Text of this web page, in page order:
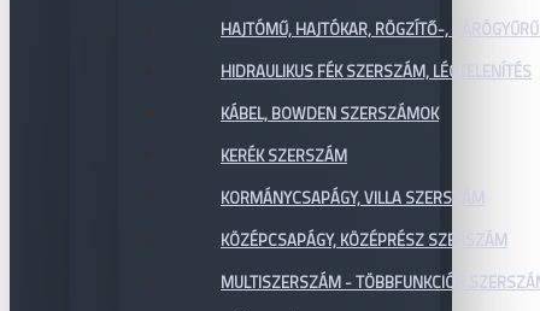
HAJTÓMŰ, HAJTÓKAR, RÖGZÍTŐ-,
HIDRAULIKUS FÉK SZERSZÁM, LÉGTELENÍTÉS
KÁBEL, BOWDEN SZERSZÁMOK
KERÉK SZERSZÁM
KORMÁNYCSAPÁGY, VILLA SZERSZÁM
KÖZÉPCSAPÁGY, KÖZÉPRÉSZ SZERSZÁM
MULTISZERSZÁM - TÖBBFUNKCIÓS